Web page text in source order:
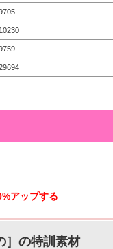
10230
アップする
］の特訓素材